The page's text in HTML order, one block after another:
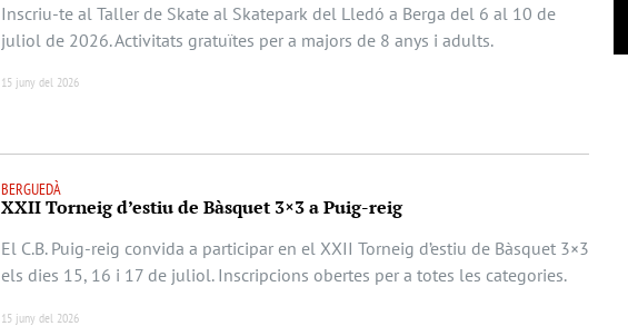
Inscriu-te al Taller de Skate al Skatepark del Lledó a Berga del 6 al 10 de
juliol de 2026. Activitats gratuïtes per a majors de 8 anys i adults.
15 juny del 2026
BERGUEDÀ
XXII Torneig d’estiu de Bàsquet 3×3 a Puig-reig
El C.B. Puig-reig convida a participar en el XXII Torneig d’estiu de Bàsquet 3×3
els dies 15, 16 i 17 de juliol. Inscripcions obertes per a totes les categories.
15 juny del 2026